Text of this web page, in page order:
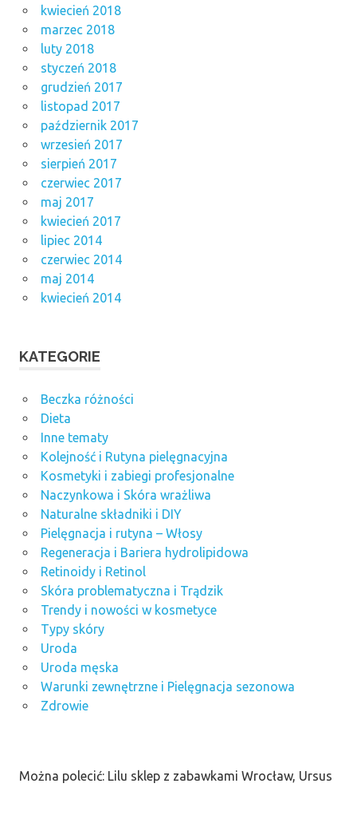
kwiecień 2018
marzec 2018
luty 2018
styczeń 2018
grudzień 2017
listopad 2017
październik 2017
wrzesień 2017
sierpień 2017
czerwiec 2017
maj 2017
kwiecień 2017
lipiec 2014
czerwiec 2014
maj 2014
kwiecień 2014
KATEGORIE
Beczka różności
Dieta
Inne tematy
Kolejność i Rutyna pielęgnacyjna
Kosmetyki i zabiegi profesjonalne
Naczynkowa i Skóra wrażliwa
Naturalne składniki i DIY
Pielęgnacja i rutyna – Włosy
Regeneracja i Bariera hydrolipidowa
Retinoidy i Retinol
Skóra problematyczna i Trądzik
Trendy i nowości w kosmetyce
Typy skóry
Uroda
Uroda męska
Warunki zewnętrzne i Pielęgnacja sezonowa
Zdrowie
Można polecić: Lilu sklep z zabawkami Wrocław, Ursus